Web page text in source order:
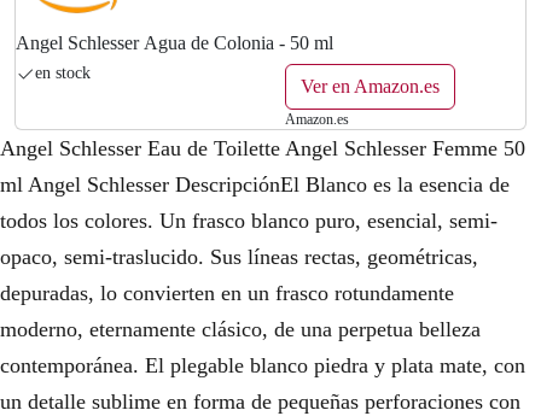
Angel Schlesser Agua de Colonia - 50 ml
en stock
Ver en Amazon.es
Amazon.es
Angel Schlesser Eau de Toilette Angel Schlesser Femme 50
ml Angel Schlesser DescripciónEl Blanco es la esencia de
todos los colores. Un frasco blanco puro, esencial, semi-
opaco, semi-traslucido. Sus líneas rectas, geométricas,
depuradas, lo convierten en un frasco rotundamente
moderno, eternamente clásico, de una perpetua belleza
contemporánea. El plegable blanco piedra y plata mate, con
un detalle sublime en forma de pequeñas perforaciones con